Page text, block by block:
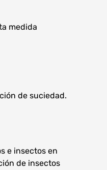
medida
de suciedad.
e insectos en
de insectos